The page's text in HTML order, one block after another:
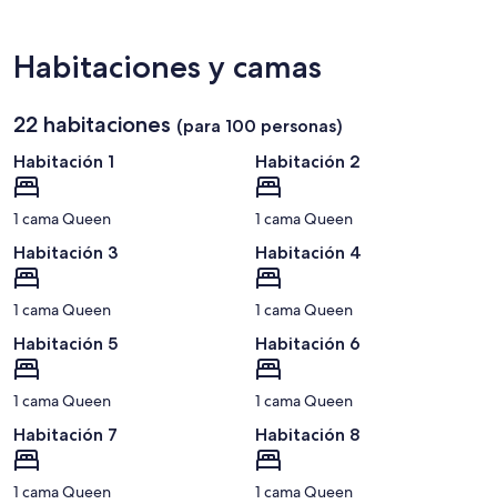
Habitaciones y camas
22 habitaciones (para 100 personas)
Habitación 1
1 cama Queen
Habitación 2
1 cama Queen
Habitación 3
1 cama Queen
Habitación 4
1 cama Queen
Habitación 5
1 cama Queen
Habitación 6
1 cama Queen
Habitación 7
1 cama Queen
Habitación 8
1 cama Queen